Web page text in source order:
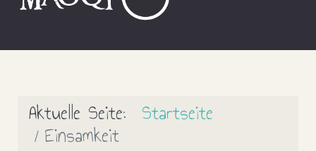
Aktuelle Seite: Startseite
Einsamkeit